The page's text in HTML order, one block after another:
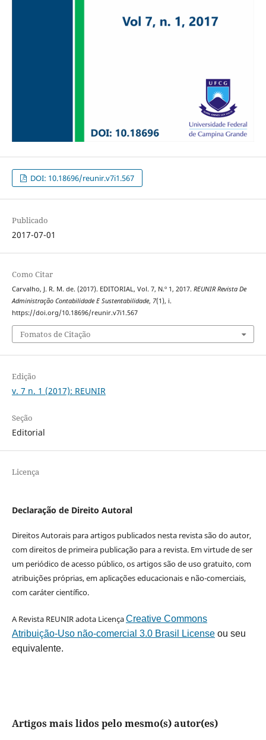
DOI: 10.18696/reunir.v7i1.567
Publicado
2017-07-01
Como Citar
Carvalho, J. R. M. de. (2017). EDITORIAL, Vol. 7, N.º 1, 2017. REUNIR Revista De
Administração Contabilidade E Sustentabilidade, 7(1), i.
https://doi.org/10.18696/reunir.v7i1.567
Fomatos de Citação
Edição
v. 7 n. 1 (2017): REUNIR
Seção
Editorial
Licença
Declaração de Direito Autoral
Direitos Autorais para artigos publicados nesta revista são do autor,
com direitos de primeira publicação para a revista. Em virtude de ser
um periódico de acesso público, os artigos são de uso gratuito, com
atribuições próprias, em aplicações educacionais e não-comerciais,
com caráter científico.
A Revista REUNIR adota LicençaCreative Commons
Atribuição-Uso não-comercial 3.0 Brasil Licenseou seu
equivalente.
Artigos mais lidos pelo mesmo(s) autor(es)